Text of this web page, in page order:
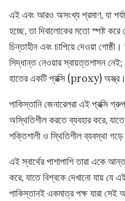
এই এবং আরও অসংখ্য প্রমাণ, যা
হচ্ছে, তা দিবালোকের মতো স্পষ্ট
চিন্তাহীন এবং চাপিয়ে দেওয়া
সিদ্ধান্ত নেওয়ার স্বায়ত্তশাসন নেই;
হাতের একটি প্রক্সি (proxy) অস্ত্র।
পাকিস্তানি জেনারেলরা এই প্রক্সি
অস্থিতিশীল করতে ব্যবহার করে,
শক্তিশালী ও স্থিতিশীল ব্যবস্থা
এই স্বার্থের পাশাপাশি তারা একে
করে, যাতে বিশ্বকে দেখানো যায়
পাকিস্তানই একমাত্র পক্ষ যারা সেই